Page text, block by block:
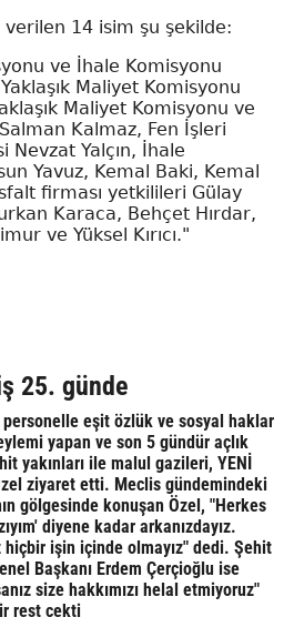
verilen 14 isim şu şekilde:
ve İhale Komisyonu
Maliyet Komisyonu
Maliyet Komisyonu ve
Kalmaz, Fen İşleri
Nevzat Yalçın, İhale
Yavuz, Kemal Baki, Kemal
firması yetkilileri Gülay
Karaca, Behçet Hırdar,
ve Yüksel Kırıcı."
25. günde
eşit özlük ve sosyal haklar
yapan ve son 5 gündür açlık
yakınları ile malul gazileri, YENİ
ziyaret etti. Meclis gündemindeki
gölgesinde konuşan Özel, "Herkes
diyene kadar arkanızdayız.
hiçbir işin içinde olmayız" dedi. Şehit
Başkanı Erdem Çerçioğlu ise
size hakkımızı helal etmiyoruz"
rest çekti